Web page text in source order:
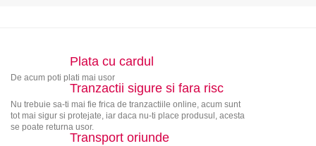
Plata cu cardul
De acum poti plati mai usor
Tranzactii sigure si fara risc
Nu trebuie sa-ti mai fie frica de tranzactiile online, acum sunt
tot mai sigur si protejate, iar daca nu-ti place produsul, acesta
se poate returna usor.
Transport oriunde